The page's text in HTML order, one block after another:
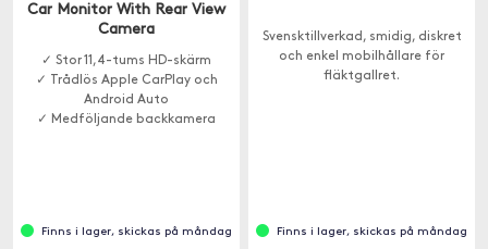
Car Monitor With Rear View
Camera
✓ Stor 11,4-tums HD-skärm
✓ Trådlös Apple CarPlay och
Android Auto
✓ Medföljande backkamera
Finns i lager, skickas på måndag
Svensktillverkad, smidig, diskret
och enkel mobilhållare för
fläktgallret.
Finns i lager, skickas på måndag